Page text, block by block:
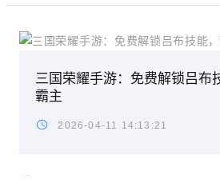
三国荣耀手游：免费解锁吕布
霸主
2026-04-11 14:13:21